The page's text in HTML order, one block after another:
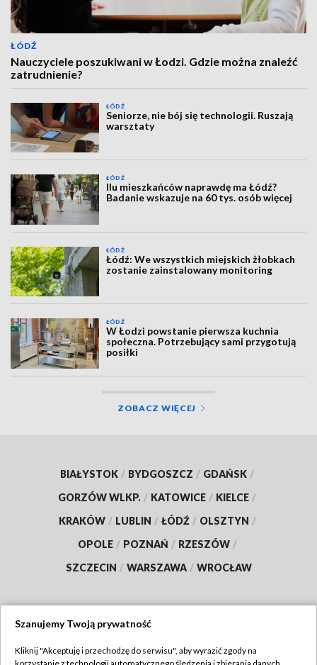
ŁÓDŹ
Nauczyciele poszukiwani w Łodzi. Gdzie można znaleźć
zatrudnienie?
ŁÓDŹ
Seniorze, nie bój się technologii. Ruszają
warsztaty
ŁÓDŹ
Ilu mieszkańców naprawdę ma Łódź?
Badanie wskazuje na 60 tys. osób więcej
ŁÓDŹ
Łódź: We wszystkich miejskich żłobkach
zostanie zainstalowany monitoring
ŁÓDŹ
W Łodzi powstanie pierwsza kuchnia
społeczna. Potrzebujący sami przygotują
posiłki
ZOBACZ WIĘCEJ
BIAŁYSTOK / BYDGOSZCZ / GDAŃSK /
GORZÓW WLKP. / KATOWICE / KIELCE /
KRAKÓW / LUBLIN / ŁÓDŹ / OLSZTYN /
OPOLE / POZNAŃ / RZESZÓW /
SZCZECIN / WARSZAWA / WROCŁAW
Szanujemy Twoją prywatność
Kliknij "Akceptuję i przechodzę do serwisu", aby wyrazić zgody na